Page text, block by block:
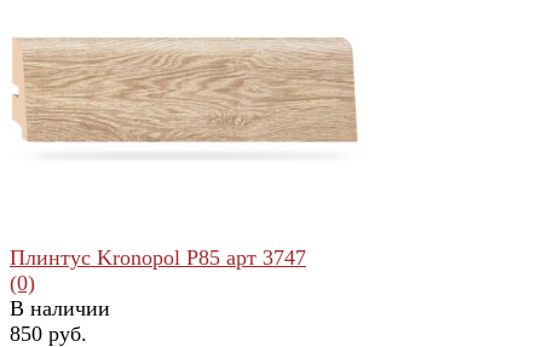
избранное сравнить
Плинтус Kronopol Р85 арт 3747
(0)
В наличии
850 руб.